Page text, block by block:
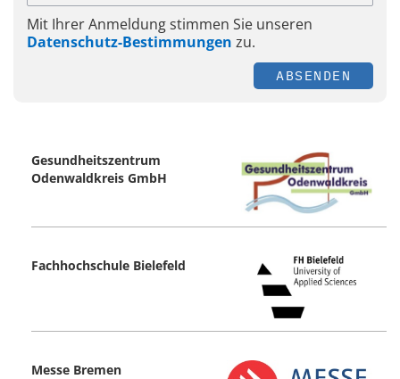
Mit Ihrer Anmeldung stimmen Sie unseren
Datenschutz-Bestimmungen zu.
ABSENDEN
Gesundheitszentrum
Odenwaldkreis GmbH
Fachhochschule Bielefeld
Messe Bremen